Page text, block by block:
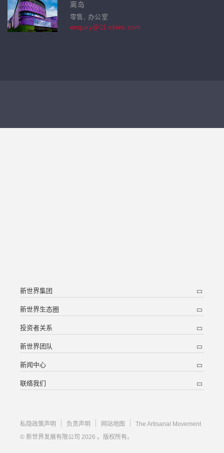
离岛
零售, 办公室
enquiry@11-skies.com
新世界集团
新世界生态圈
投资者关系
新世界团队
新闻中心
联络我们
私隐政策声明 负责声明 网站地图
The Artisanal Movement
© 新世界发展有限公司 2026 。版权所有。